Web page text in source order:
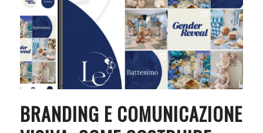
BRANDING E COMUNICAZIONE